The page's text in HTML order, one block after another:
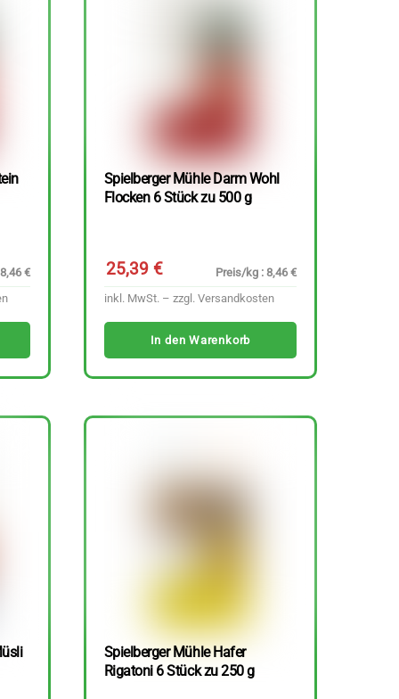
€
Spielberger Mühle Darm Wohl
Flocken 6 Stück zu 500 g
25,39€
Preis/kg : 8,46 €
inkl. MwSt. – zzgl. Versandkosten
In den Warenkorb
Spielberger Mühle Hafer
Rigatoni 6 Stück zu 250 g